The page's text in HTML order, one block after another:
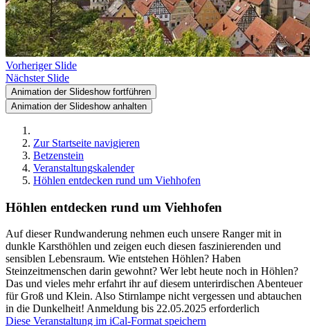
Vorheriger Slide
Nächster Slide
Animation der Slideshow fortführen
Animation der Slideshow anhalten
Zur Startseite navigieren
Betzenstein
Veranstaltungskalender
Höhlen entdecken rund um Viehhofen
Höhlen entdecken rund um Viehhofen
Auf dieser Rundwanderung nehmen euch unsere Ranger mit in
dunkle Karsthöhlen und zeigen euch diesen faszinierenden und
sensiblen Lebensraum. Wie entstehen Höhlen? Haben
Steinzeitmenschen darin gewohnt? Wer lebt heute noch in Höhlen?
Das und vieles mehr erfahrt ihr auf diesem unterirdischen Abenteuer
für Groß und Klein. Also Stirnlampe nicht vergessen und abtauchen
in die Dunkelheit! Anmeldung bis 22.05.2025 erforderlich
Diese Veranstaltung im iCal-Format speichern